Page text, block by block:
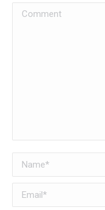
Comment
Name *
Email *